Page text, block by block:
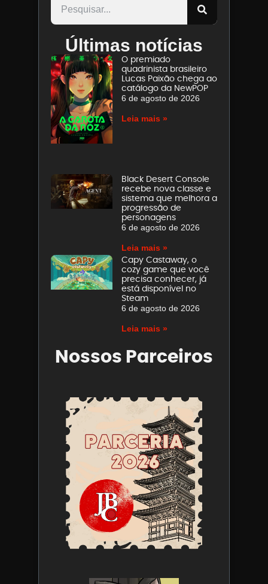
Últimas notícias
O premiado
quadrinista brasileiro
Lucas Paixão chega ao
catálogo da NewPOP
6 de agosto de 2026
Leia mais »
Black Desert Console
recebe nova classe e
sistema que melhora a
progressão de
personagens
6 de agosto de 2026
Leia mais »
Capy Castaway, o
cozy game que você
precisa conhecer, já
está disponível no
Steam
6 de agosto de 2026
Leia mais »
Nossos Parceiros